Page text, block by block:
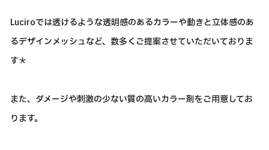
Luciroでは透けるような透明感のあるカラーや動きと立体感のあ
るデザインメッシュなど、数多くご提案させていただいておりま
す＊
また、ダメージや刺激の少ない質の高いカラー剤をご用意してお
ります。